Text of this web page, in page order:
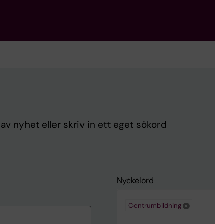
nyhet eller skriv in ett eget sökord
Nyckelord
Centrumbildning